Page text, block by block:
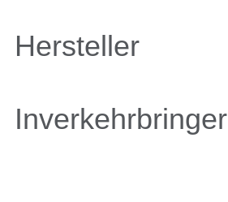
Hersteller
Inverkehrbringer